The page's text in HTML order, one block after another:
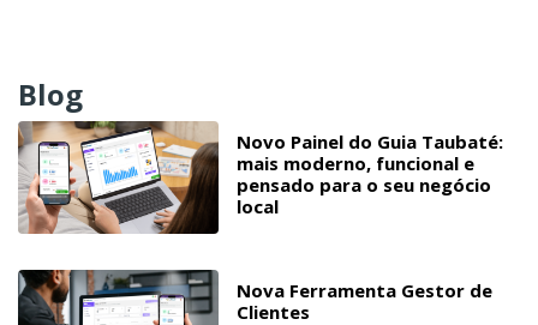
Blog
Novo Painel do Guia Taubaté:
mais moderno, funcional e
pensado para o seu negócio
local
Nova Ferramenta Gestor de
Clientes